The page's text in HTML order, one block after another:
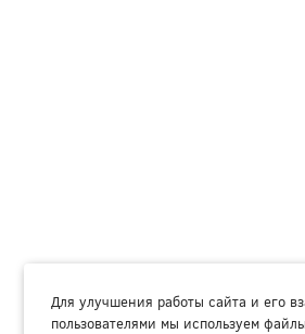
Для улучшения работы сайта и его
пользователями мы используем